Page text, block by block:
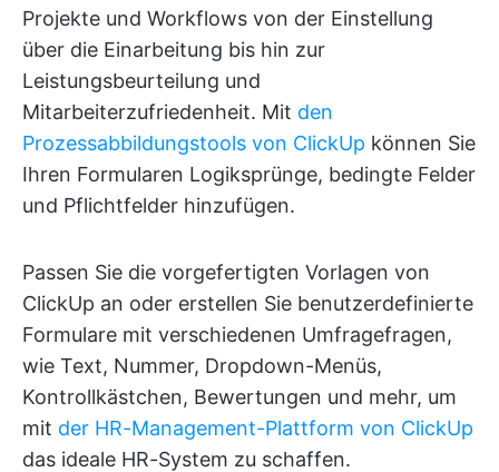
Projekte und Workflows von der Einstellung
über die Einarbeitung bis hin zur
Leistungsbeurteilung und
Mitarbeiterzufriedenheit. Mit den
Prozessabbildungstools von ClickUp können Sie
Ihren Formularen Logiksprünge, bedingte Felder
und Pflichtfelder hinzufügen.
Passen Sie die vorgefertigten Vorlagen von
ClickUp an oder erstellen Sie benutzerdefinierte
Formulare mit verschiedenen Umfragefragen,
wie Text, Nummer, Dropdown-Menüs,
Kontrollkästchen, Bewertungen und mehr, um
mit der HR-Management-Plattform von ClickUp
das ideale HR-System zu schaffen.